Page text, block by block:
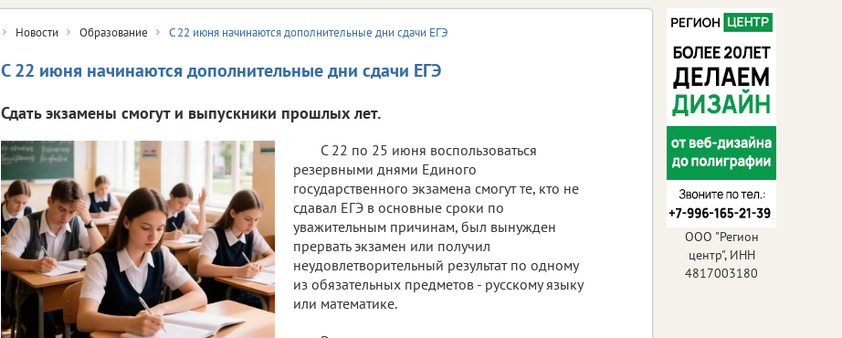
Новости Образование С 22 июня начинаются дополнительные дни сдачи ЕГЭ
С 22 июня начинаются дополнительные дни сдачи ЕГЭ
Сдать экзамены смогут и выпускники прошлых лет.
С 22 по 25 июня воспользоваться
резервными днями Единого
государственного экзамена смогут те, кто не
сдавал ЕГЭ в основные сроки по
уважительным причинам, был вынужден
прервать экзамен или получил
неудовлетворительный результат по одному
из обязательных предметов - русскому языку
или математике.
ООО "Регион
центр", ИНН
4817003180